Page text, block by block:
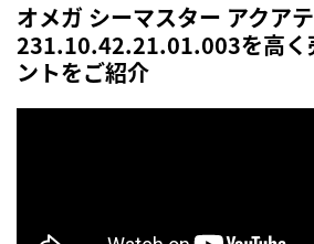
オメガ シーマスター アクア
231.10.42.21.01.003を高く
ントをご紹介